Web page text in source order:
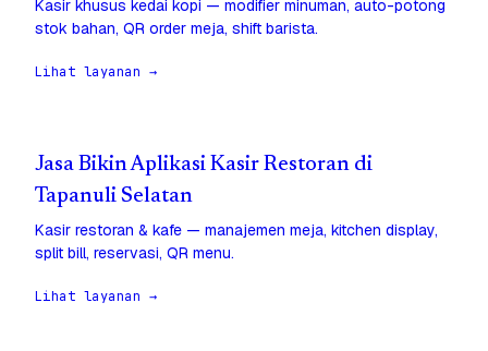
Kasir khusus kedai kopi — modifier minuman, auto-potong
stok bahan, QR order meja, shift barista.
Lihat layanan →
Jasa Bikin Aplikasi Kasir Restoran di
Tapanuli Selatan
Kasir restoran & kafe — manajemen meja, kitchen display,
split bill, reservasi, QR menu.
Lihat layanan →